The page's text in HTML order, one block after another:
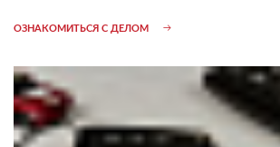
ОЗНАКОМИТЬСЯ С ДЕЛОМ